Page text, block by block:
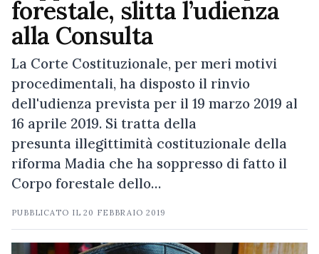
forestale, slitta l’udienza
alla Consulta
La Corte Costituzionale, per meri motivi
procedimentali, ha disposto il rinvio
dell'udienza prevista per il 19 marzo 2019 al
16 aprile 2019. Si tratta della
presunta illegittimità costituzionale della
riforma Madia che ha soppresso di fatto il
Corpo forestale dello…
PUBBLICATO IL20 FEBBRAIO 2019